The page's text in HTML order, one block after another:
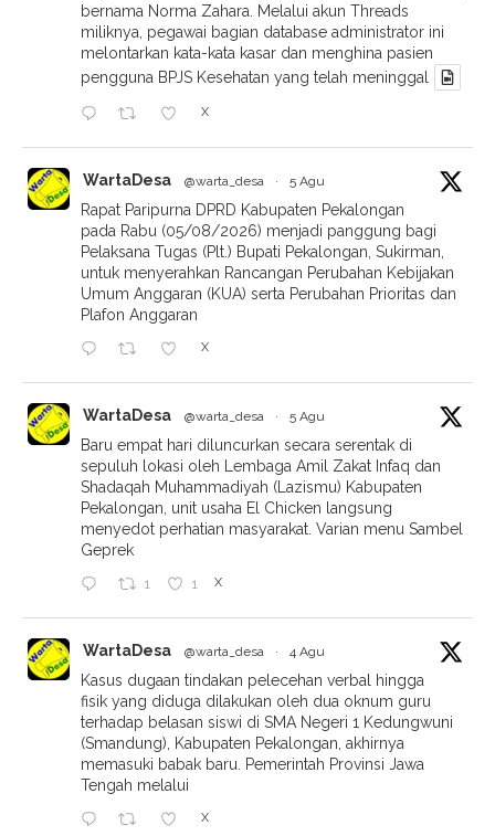
bernama Norma Zahara. Melalui akun Threads
miliknya, pegawai bagian database administrator ini
melontarkan kata-kata kasar dan menghina pasien
pengguna BPJS Kesehatan yang telah meninggal
X
WartaDesa @warta_desa · 5 Agu
Rapat Paripurna DPRD Kabupaten Pekalongan
pada Rabu (05/08/2026) menjadi panggung bagi
Pelaksana Tugas (Plt.) Bupati Pekalongan, Sukirman,
untuk menyerahkan Rancangan Perubahan Kebijakan
Umum Anggaran (KUA) serta Perubahan Prioritas dan
Plafon Anggaran
X
WartaDesa @warta_desa · 5 Agu
Baru empat hari diluncurkan secara serentak di
sepuluh lokasi oleh Lembaga Amil Zakat Infaq dan
Shadaqah Muhammadiyah (Lazismu) Kabupaten
Pekalongan, unit usaha El Chicken langsung
menyedot perhatian masyarakat. Varian menu Sambel
Geprek
1 1 X
WartaDesa @warta_desa · 4 Agu
Kasus dugaan tindakan pelecehan verbal hingga
fisik yang diduga dilakukan oleh dua oknum guru
terhadap belasan siswi di SMA Negeri 1 Kedungwuni
(Smandung), Kabupaten Pekalongan, akhirnya
memasuki babak baru. Pemerintah Provinsi Jawa
Tengah melalui
X